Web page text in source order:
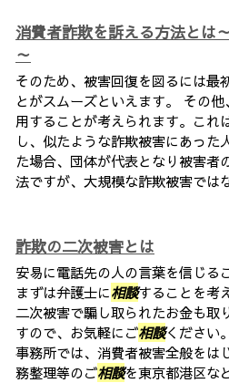
消費者詐欺を訴える方法とは
～
そのため、被害回復を図るには最
とがスムーズといえます。 その
用することが考えられます。これ
し、似たような詐欺被害にあった
た場合、団体が代表となり被害者
法ですが、大規模な詐欺被害では
詐欺の二次被害とは
安易に電話先の人の言葉を信じる
まずは弁護士に相談することを考
二次被害で騙し取られたお金も取
すので、お気軽にご相談ください
事務所では、消費者被害全般をは
務整理等のご相談を東京都港区な